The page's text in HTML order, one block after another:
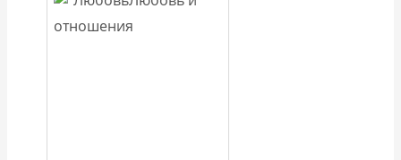
отношения